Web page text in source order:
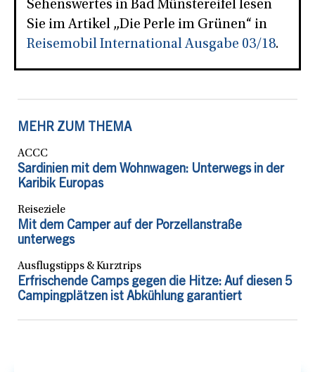
Sehenswertes in Bad Münstereifel lesen
Sie im Artikel „Die Perle im Grünen“ in
Reisemobil International Ausgabe 03/18.
MEHR ZUM THEMA
ACCC
Sardinien mit dem Wohnwagen: Unterwegs in der
Karibik Europas
Reiseziele
Mit dem Camper auf der Porzellanstraße
unterwegs
Ausflugstipps & Kurztrips
Erfrischende Camps gegen die Hitze: Auf diesen 5
Campingplätzen ist Abkühlung garantiert